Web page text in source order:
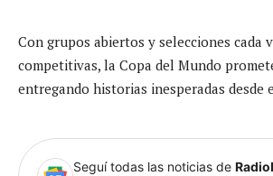
Con grupos abiertos y selecciones cada
competitivas, la Copa del Mundo
entregando historias inesperadas desde
Seguí todas las noticias de